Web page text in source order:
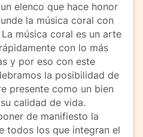
elenco que hace honor
la música coral con
música coral es un arte
con lo más
y por eso con este
la posibilidad de
presente como un bien
calidad de vida.
de manifiesto la
todos los que integran el